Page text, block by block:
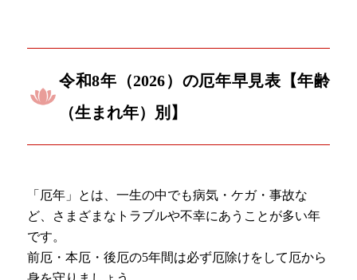
令和8年（2026）の厄年早見表【年齢
（生まれ年）別】
「厄年」とは、一生の中でも病気・ケガ・事故な
ど、さまざまなトラブルや不幸にあうことが多い年
です。
前厄・本厄・後厄の5年間は必ず厄除けをして厄から